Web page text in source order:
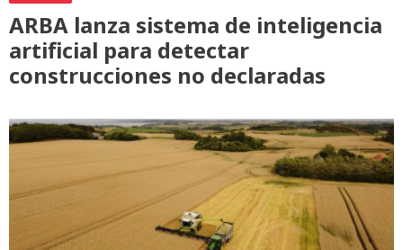
ARBA lanza sistema de inteligencia
artificial para detectar
construcciones no declaradas